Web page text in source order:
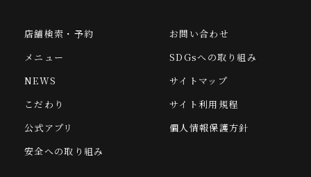
店舗検索・予約
メニュー
NEWS
こだわり
公式アプリ
安全への取り組み
お問い合わせ
SDGsへの取り組み
サイトマップ
サイト利用規程
個人情報保護方針